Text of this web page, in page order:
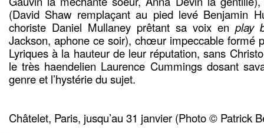
(David Shaw remplaçant au pied levé Benjamin
choriste Daniel Mullaney prêtant sa voix en play
Jackson, aphone ce soir), chœur impeccable formé
Lyriques à la hauteur de leur réputation, sans
le très haendelien Laurence Cummings dosant
genre et l’hystérie du sujet.
Châtelet, Paris, jusqu’au 31 janvier (Photo © Patrick